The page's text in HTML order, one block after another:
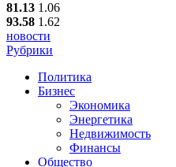
81.13 1.06
93.58 1.62
новости
Рубрики
Политика
Бизнес
Экономика
Энергетика
Недвижимость
Финансы
Общество